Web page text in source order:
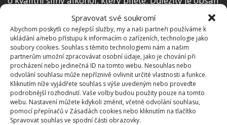
Spravovat své soukromí
Abychom poskytli co nejlepší služby, my a naši partneři používáme k
ukládání a/nebo přístupu k informacím o zařízeních, technologie jako
soubory cookies. Souhlas s těmito technologiemi nám a našim
partnerům umožní zpracovávat osobní údaje, jako je chování při
procházení nebo jedinečná ID na tomto webu. Nesouhlas nebo
odvolání souhlasu může nepříznivě ovlivnit určité vlastnosti a funkce.
Kliknutím níže vyjádřete souhlas s výše uvedeným nebo proveďte
podrobnější rozhodnutí. Vaše volby budou použity pouze na tomto
webu. Nastavení můžete kdykoli změnit, včetně odvolání souhlasu,
pomocí přepínačů v Zásadách cookies nebo kliknutím na tlačítko
Spravovat souhlas ve spodní části obrazovky.
lihu. Pokud je obsah alkoholu vyšší než 70 procent,
můžete danou tekutinu použít i jako dezinfekci.
Třeba ve chvíli, kdy si potřebujete dezinfikovat ruce.
V případě alkoholických nápojů se sice může jednat
o poměrně drahý prostředek k dezinfekci, ale když je
nouze, tak by se na finance hledět nutně nemělo.